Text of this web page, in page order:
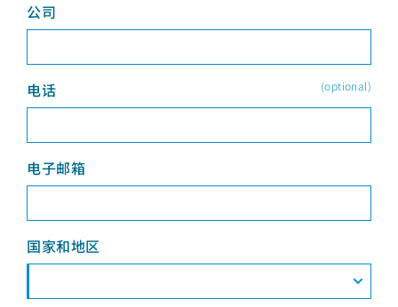
公司
电话 (optional)
电子邮箱
国家和地区